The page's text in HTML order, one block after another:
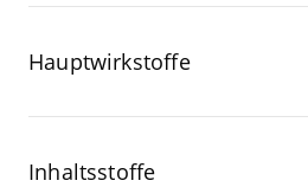
Hauptwirkstoffe
Inhaltsstoffe